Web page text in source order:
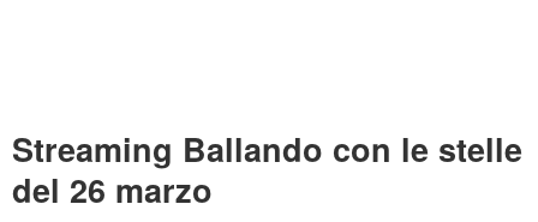
Streaming Ballando con le stelle
del 26 marzo